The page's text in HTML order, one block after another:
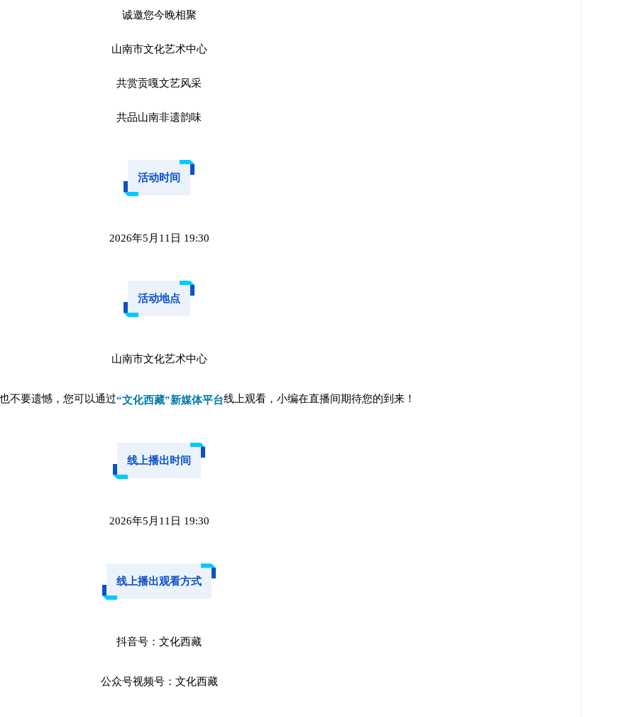
诚邀您今晚相聚
山南市文化艺术中心
共赏贡嘎文艺风采
共品山南非遗韵味
活动时间
2026年5月11日 19:30
活动地点
山南市文化艺术中心
不要遗憾，您可以通过“文化西藏”新媒体平台线上观看，小编在直播间期待您的到来！
线上播出时间
2026年5月11日 19:30
线上播出观看方式
抖音号：文化西藏
公众号视频号：文化西藏